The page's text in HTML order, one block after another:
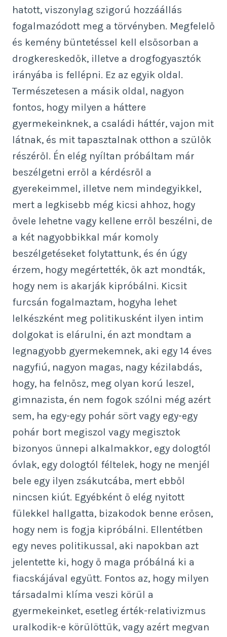
hatott, viszonylag szigorú hozzáállás
fogalmazódott meg a törvényben. Megfelelő
és kemény büntetéssel kell elsősorban a
drogkereskedők, illetve a drogfogyasztók
irányába is fellépni. Ez az egyik oldal.
Természetesen a másik oldal, nagyon
fontos, hogy milyen a háttere
gyermekeinknek, a családi háttér, vajon mit
látnak, és mit tapasztalnak otthon a szülők
részéről. Én elég nyíltan próbáltam már
beszélgetni erről a kérdésről a
gyerekeimmel, illetve nem mindegyikkel,
mert a legkisebb még kicsi ahhoz, hogy
ővele lehetne vagy kellene erről beszélni, de
a két nagyobbikkal már komoly
beszélgetéseket folytattunk, és én úgy
érzem, hogy megértették, ők azt mondták,
hogy nem is akarják kipróbálni. Kicsit
furcsán fogalmaztam, hogyha lehet
lelkészként meg politikusként ilyen intim
dolgokat is elárulni, én azt mondtam a
legnagyobb gyermekemnek, aki egy 14 éves
nagyfiú, nagyon magas, nagy kézilabdás,
hogy, ha felnősz, meg olyan korú leszel,
gimnazista, én nem fogok szólni még azért
sem, ha egy-egy pohár sört vagy egy-egy
pohár bort megiszol vagy megisztok
bizonyos ünnepi alkalmakkor, egy dologtól
óvlak, egy dologtól féltelek, hogy ne menjél
bele egy ilyen zsákutcába, mert ebből
nincsen kiút. Egyébként ő elég nyitott
fülekkel hallgatta, bizakodok benne erősen,
hogy nem is fogja kipróbálni. Ellentétben
egy neves politikussal, aki napokban azt
jelentette ki, hogy ő maga próbálná ki a
fiacskájával együtt. Fontos az, hogy milyen
társadalmi klíma veszi körül a
gyermekeinket, esetleg érték-relativizmus
uralkodik-e körülöttük, vagy azért megvan